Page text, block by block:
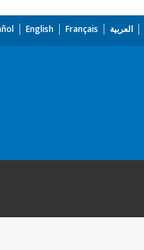
English Français العربية